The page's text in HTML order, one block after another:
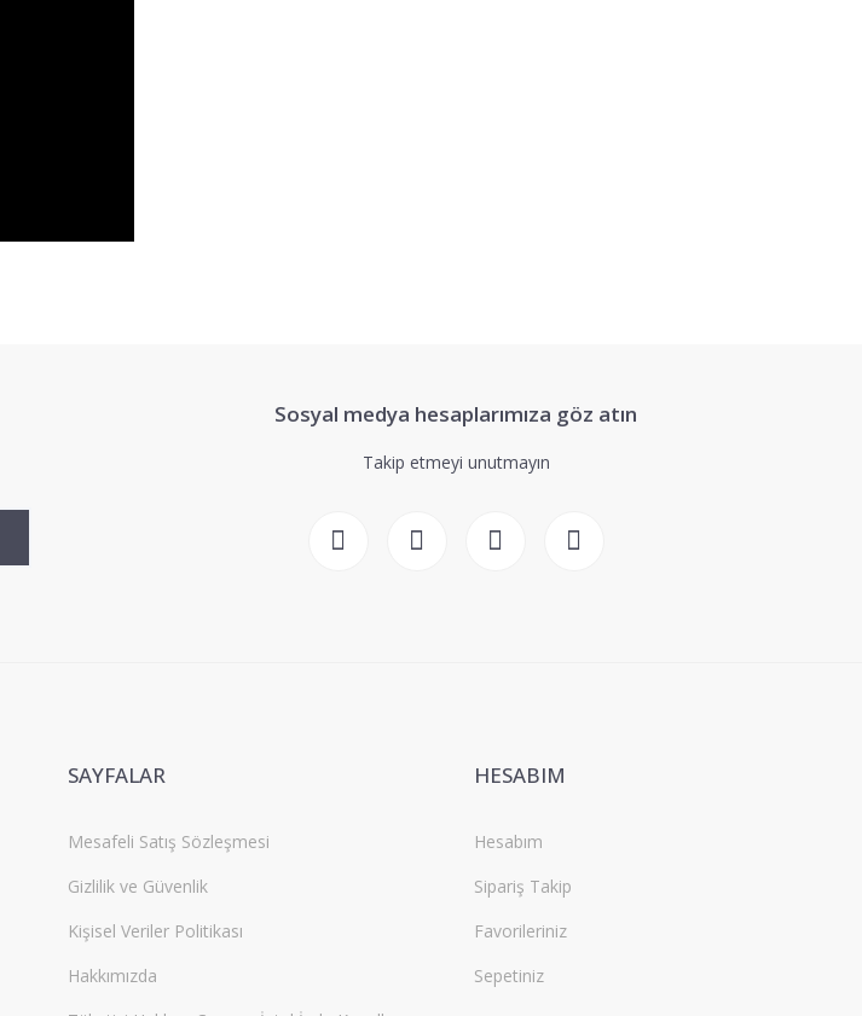
Sosyal medya hesaplarımıza göz atın
Takip etmeyi unutmayın
SAYFALAR
Mesafeli Satış Sözleşmesi
Gizlilik ve Güvenlik
Kişisel Veriler Politikası
Hakkımızda
HESABIM
Hesabım
Sipariş Takip
Favorileriniz
Sepetiniz